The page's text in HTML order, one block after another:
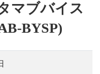
マブバイス
BYSP)